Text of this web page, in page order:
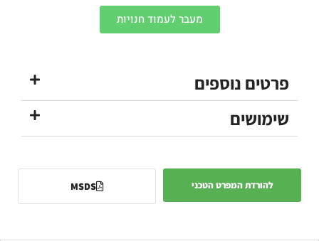
מעבר לעמוד חנויות
פרטים נוספים
שימושים
להורדת המפרט הטכני MSDS